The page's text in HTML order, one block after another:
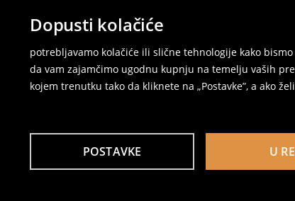
Dopusti kolačiće
potrebljavamo kolačiće ili slične tehnologije kako
da vam zajamčimo ugodnu kupnju na temelju vaših
kojem trenutku tako da kliknete na „Postavke”, a ako
POSTAVKE U